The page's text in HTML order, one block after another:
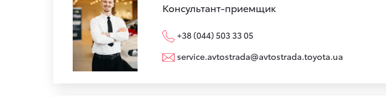
Консультант-приемщик
+38 (044) 503 33 05
service.avtostrada@avtostrada.toyota.ua